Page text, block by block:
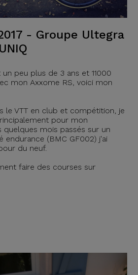
- Groupe Ultegra
peu plus de 3 ans et 11000
mon Axxome RS, voici mon
le VTT en club et compétition, je
pour mon
quelques mois passés sur un
endurance (BMC GF002) j'ai
du neuf.
faire des courses sur